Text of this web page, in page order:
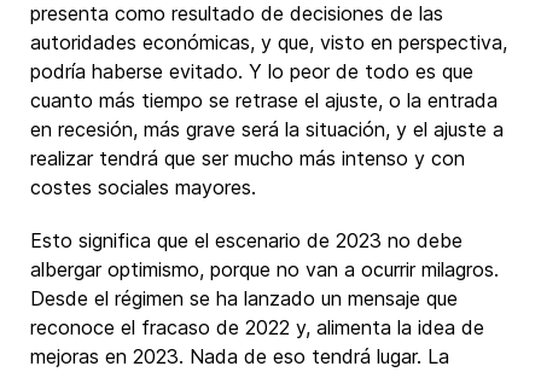
presenta como resultado de decisiones de las
autoridades económicas, y que, visto en perspectiva,
podría haberse evitado. Y lo peor de todo es que
cuanto más tiempo se retrase el ajuste, o la entrada
en recesión, más grave será la situación, y el ajuste a
realizar tendrá que ser mucho más intenso y con
costes sociales mayores.
Esto significa que el escenario de 2023 no debe
albergar optimismo, porque no van a ocurrir milagros.
Desde el régimen se ha lanzado un mensaje que
reconoce el fracaso de 2022 y, alimenta la idea de
mejoras en 2023. Nada de eso tendrá lugar. La